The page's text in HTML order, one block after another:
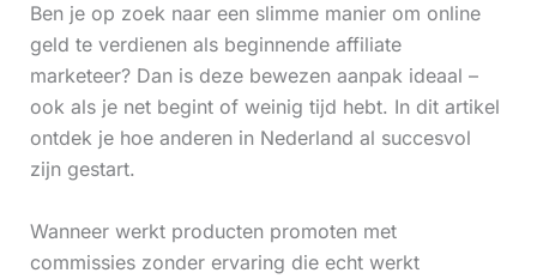
Ben je op zoek naar een slimme manier om online
geld te verdienen als beginnende affiliate
marketeer? Dan is deze bewezen aanpak ideaal –
ook als je net begint of weinig tijd hebt. In dit artikel
ontdek je hoe anderen in Nederland al succesvol
zijn gestart.
Wanneer werkt producten promoten met
commissies zonder ervaring die echt werkt